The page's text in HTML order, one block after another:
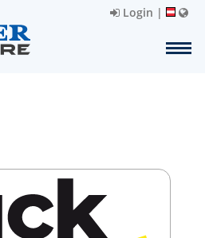
Login |